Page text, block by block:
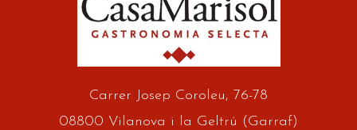
Carrer Josep Coroleu, 76-78
08800 Vilanova i la Geltrú (Garraf)